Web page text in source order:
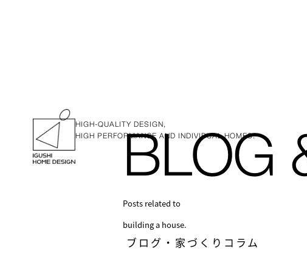
HIGH-QUALITY DESIGN,
HIGH PERFORMANCE AND INDIVIDUAL HOMES.
BLOG
Posts related to
building a house.
ブログ・家づくりコラム